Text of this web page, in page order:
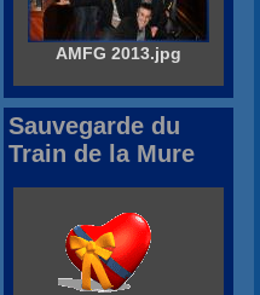
AMFG 2013.jpg
Sauvegarde du
Train de la Mure